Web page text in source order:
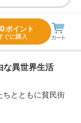
ポイント
ぐに購入
な異世界生活
とともに貧民街